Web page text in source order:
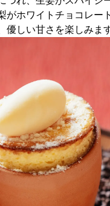
がホワイトチョコレ
優しい甘さを楽しみます